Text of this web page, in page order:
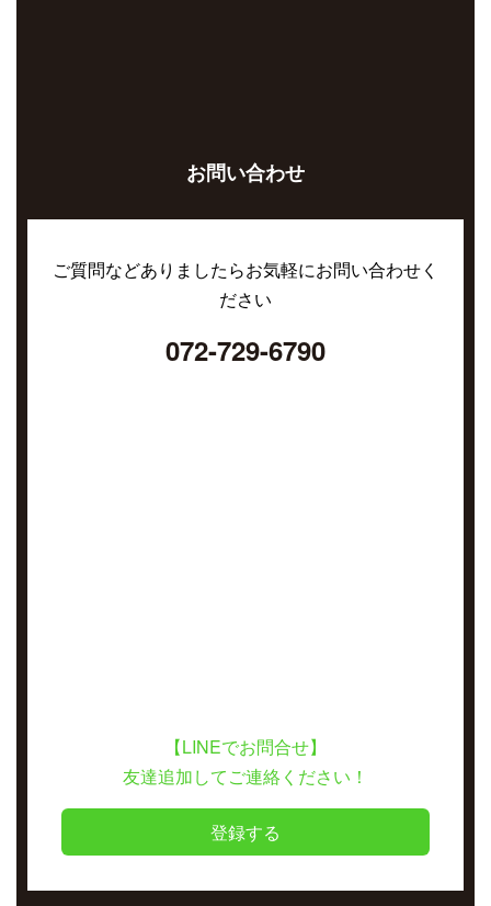
お問い合わせ
ご質問などありましたらお気軽にお問い合わせく
ださい
072-729-6790
【LINEでお問合せ】
友達追加してご連絡ください！
登録する